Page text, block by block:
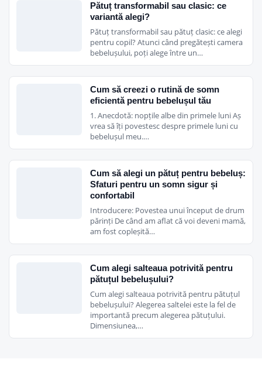
Pătuț transformabil sau clasic: ce
variantă alegi?
Pătuț transformabil sau pătuț clasic: ce alegi
pentru copil? Atunci când pregătești camera
bebelușului, poți alege între un…
Cum să creezi o rutină de somn
eficientă pentru bebelușul tău
1. Anecdotă: nopțile albe din primele luni Aș
vrea să îți povestesc despre primele luni cu
bebelușul meu.…
Cum să alegi un pătuț pentru bebeluș:
Sfaturi pentru un somn sigur și
confortabil
Introducere: Povestea unui început de drum
părinți De când am aflat că voi deveni mamă,
am fost copleșită…
Cum alegi salteaua potrivită pentru
pătuțul bebelușului?
Cum alegi salteaua potrivită pentru pătuțul
bebelușului? Alegerea saltelei este la fel de
importantă precum alegerea pătuțului.
Dimensiunea,…